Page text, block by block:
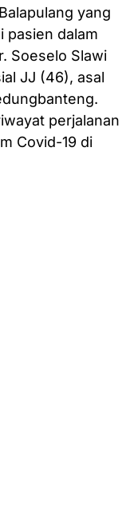
yang
pasien dalam
Soeselo Slawi
JJ (46), asal
perjalanan
Covid-19 di